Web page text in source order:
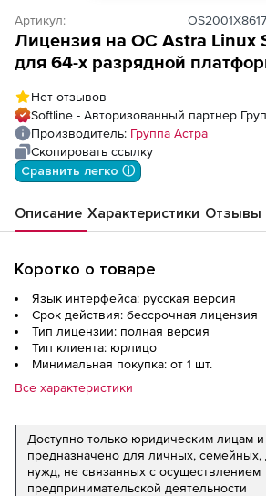
Артикул:
Лицензия на ОС Astra Linux
для 64-х разрядной
(очередное обновление 1.7),
защищенности Усиленный
РУСБ.10015-01 (ФСТЭК),
электронный, для тонкого
Нет отзывов
Softline - Авторизованный партнер
Производитель: Группа Астра
Скопировать ссылку
Сравнить легко ⓘ
Описание Характеристики Отзывы
Коротко о товаре
Язык интерфейса: русская версия
Срок действия: бессрочная лицензия
Тип лицензии: полная версия
Тип клиента: юрлицо
Минимальная покупка: от 1 шт.
Все характеристики
Доступно только юридическим лицам
предназначено для личных,
нужд, не связанных с осуществлением
предпринимательской деятельности